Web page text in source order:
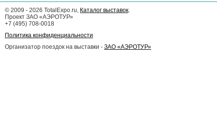
© 2009 - 2026 TotalExpo.ru, Каталог выставок.
Проект ЗАО «АЭРОТУР»
+7 (495) 708-0018
Политика конфиденциальности
Организатор поездок на выставки - ЗАО «АЭРОТУР»